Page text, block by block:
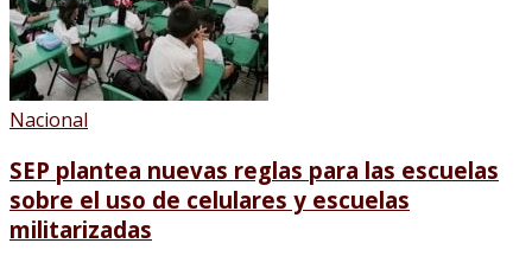
Nacional
SEP plantea nuevas reglas para las escuelas
sobre el uso de celulares y escuelas
militarizadas